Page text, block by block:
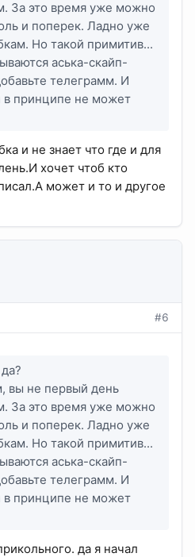
За это время уже можно
и поперек. Ладно уже
Но такой примитив...
аська-скайп-
телеграмм. И
в принципе не может
и не знает что где и для
хочет чтоб кто
может и то и другое
#6
вы не первый день
За это время уже можно
и поперек. Ладно уже
Но такой примитив...
аська-скайп-
телеграмм. И
в принципе не может
да я начал